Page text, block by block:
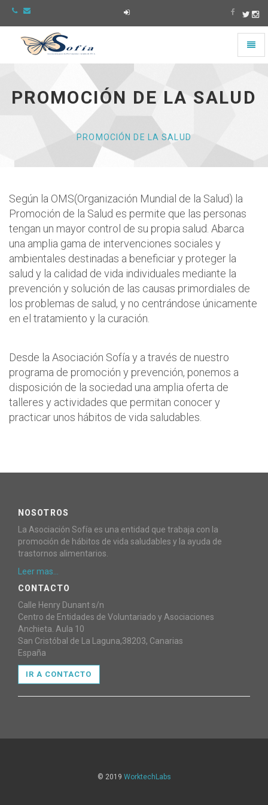
PROMOCIÓN DE LA SALUD
PROMOCIÓN DE LA SALUD
Según la OMS(Organización Mundial de la Salud) la
Promoción de la Salud es permite que las personas
tengan un mayor control de su propia salud. Abarca
una amplia gama de intervenciones sociales y
ambientales destinadas a beneficiar y proteger la
salud y la calidad de vida individuales mediante la
prevención y solución de las causas primordiales de
los problemas de salud, y no centrándose únicamente
en el tratamiento y la curación.
Desde la Asociación Sofía y a través de nuestro
programa de promoción y prevención, ponemos a
disposición de la sociedad una amplia oferta de
talleres y actividades que permitan conocer y
practicar unos hábitos de vida saludables.
NOSOTROS
La Asociación Sofía es una entidad que trabaja con la
promoción de hábitos de vida saludables y la ayuda de
trastornos alimentarios.
Leer mas...
CONTACTO
Calle Henry Dunant s/n
Centro de Entidades de Voluntariado y Asociaciones
Anchieta. Aula 10
San Cristóbal de La Laguna,38203, Canarias
España
IR A CONTACTO
© 2019 WorktechLabs